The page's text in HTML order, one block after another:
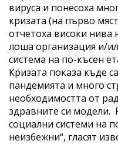
вируса и понесоха
кризата (на първо
отчетоха високи нива
лоша организация и/
система на по-късен
Кризата показа къде
пандемията и много
необходимостта от
здравните си модели.
социални системи на
неизбежни“, гласят